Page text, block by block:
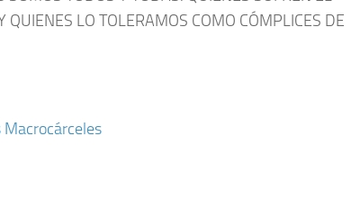
QUIENES LO TOLERAMOS COMO CÓMPLICES DE
Macrocárceles